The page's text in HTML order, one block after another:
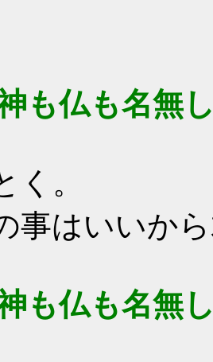
も仏も名無
く。
事はいいか
も仏も名無